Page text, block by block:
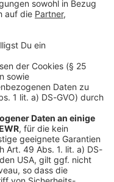
dpa:260101-930-488258/1